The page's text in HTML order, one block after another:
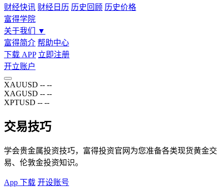
财经快讯 财经日历 历史回顾 历史价格
富得学院
关于我们
▼
富得简介 帮助中心
下载 APP 立即注册
开立账户
XAUUSD -- --
XAGUSD -- --
XPTUSD -- --
交易技巧
学会贵金属投资技巧，富得投资官网为您准备各类现货黄金交
易、伦敦金投资知识。
App 下载 开设账号